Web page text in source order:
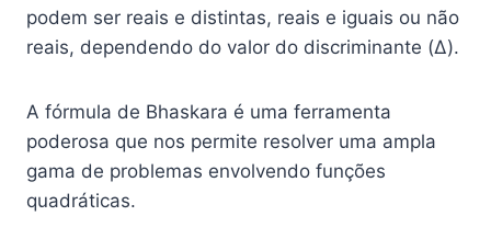
podem ser reais e distintas, reais e iguais ou não
reais, dependendo do valor do discriminante (Δ).
A fórmula de Bhaskara é uma ferramenta
poderosa que nos permite resolver uma ampla
gama de problemas envolvendo funções
quadráticas.